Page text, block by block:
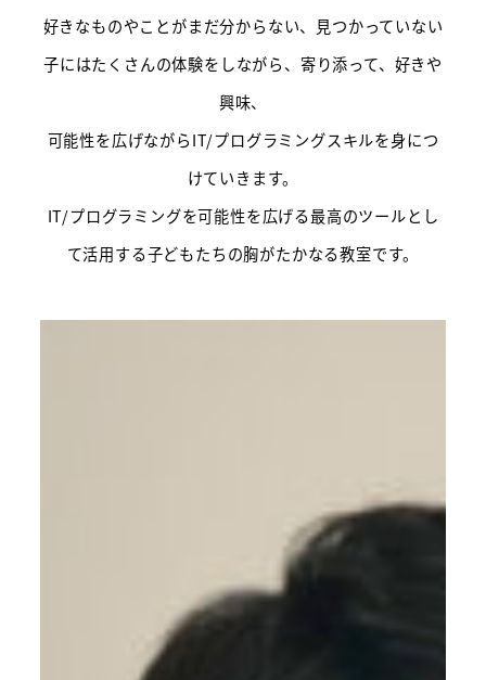
好きなものやことがまだ分からない、見つかっていない
子にはたくさんの体験をしながら、寄り添って、好きや
興味、
可能性を広げながらIT/プログラミングスキルを身につ
けていきます。
IT/プログラミングを可能性を広げる最高のツールとし
て活用する子どもたちの胸がたかなる教室です。